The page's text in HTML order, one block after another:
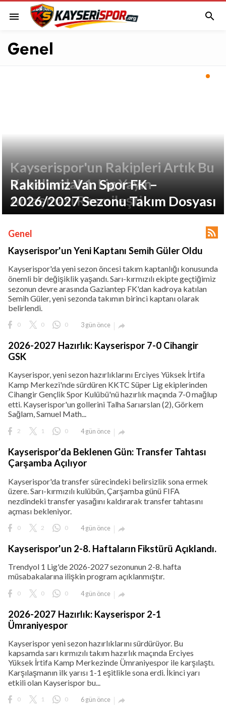
menu 
Genel
Kayserispor'un Rakipleri Artık Bu
Kanallarda! 1. Lig Yayın
Anlaşması Resmileşti
Rakibimiz Van Spor FK –
2026/2027 Sezonu Takım Dosyası
Genel 
Kayserispor'un Yeni Kaptanı Semih Güler Oldu
Kayserispor'da yeni sezon öncesi takım kaptanlığı konusunda
önemli bir değişiklik yaşandı. Sarı-kırmızılı ekipte geçtiğimiz
sezonun devre arasında Gaziantep FK'dan kadroya katılan
Semih Güler, yeni sezonda takımın birinci kaptanı olarak
belirlendi.
0 0 0 3 gün önce 
2026-2027 Hazırlık: Kayserispor 7-0 Cihangir
GSK
Kayserispor, yeni sezon hazırlıklarını Erciyes Yüksek İrtifa
Kamp Merkezi'nde sürdüren KKTC Süper Lig ekiplerinden
Cihangir Gençlik Spor Kulübü'nü hazırlık maçında 7-0 mağlup
etti. Kayserispor'un gollerini Talha Sarıarslan (2), Görkem
Sağlam, Samuel Math...
2 1 0 4 gün önce 
Kayserispor'da Beklenen Gün: Transfer Tahtası
Çarşamba Açılıyor
Kayserispor'da transfer sürecindeki belirsizlik sona ermek
üzere. Sarı-kırmızılı kulübün, Çarşamba günü FIFA
nezdindeki transfer yasağını kaldırarak transfer tahtasını
açması bekleniyor.
0 2 0 4 gün önce 
Kayserispor'un 2-8. Haftaların Fikstürü Açıklandı.
Trendyol 1 Lig'de 2026-2027 sezonunun 2-8. hafta
müsabakalarına ilişkin program açıklanmıştır.
0 0 0 4 gün önce 
2026-2027 Hazırlık: Kayserispor 2-1
Ümraniyespor
Kayserispor yeni sezon hazırlıklarını sürdürüyor. Bu
kapsamda sarı kırmızılı takım hazırlık maçında Erciyes
Yüksek İrtifa Kamp Merkezinde Ümraniyespor ile karşılaştı.
Karşılaşmanın ilk yarısı 1-1 eşitlikle sona erdi. İkinci yarı
etkili olan Kayserispor bu...
0 1 0 6 gün önce 